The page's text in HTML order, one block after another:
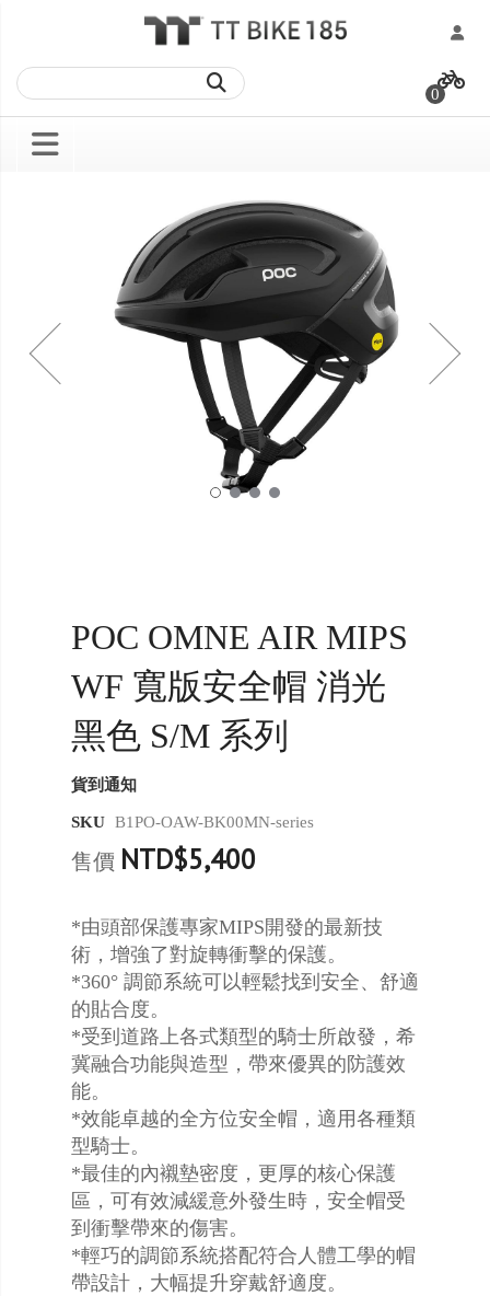
0
images
gallery
images
gallery
POC OMNE AIR MIPS
WF 寬版安全帽 消光
黑色 S/M 系列
貨到通知
SKU B1PO-OAW-BK00MN-series
售價 NTD$5,400
*由頭部保護專家MIPS開發的最新技
術，增強了對旋轉衝擊的保護。
*360° 調節系統可以輕鬆找到安全、舒適
的貼合度。
*受到道路上各式類型的騎士所啟發，希
冀融合功能與造型，帶來優異的防護效
能。
*效能卓越的全方位安全帽，適用各種類
型騎士。
*最佳的內襯墊密度，更厚的核心保護
區，可有效減緩意外發生時，安全帽受
到衝擊帶來的傷害。
*輕巧的調節系統搭配符合人體工學的帽
帶設計，大幅提升穿戴舒適度。